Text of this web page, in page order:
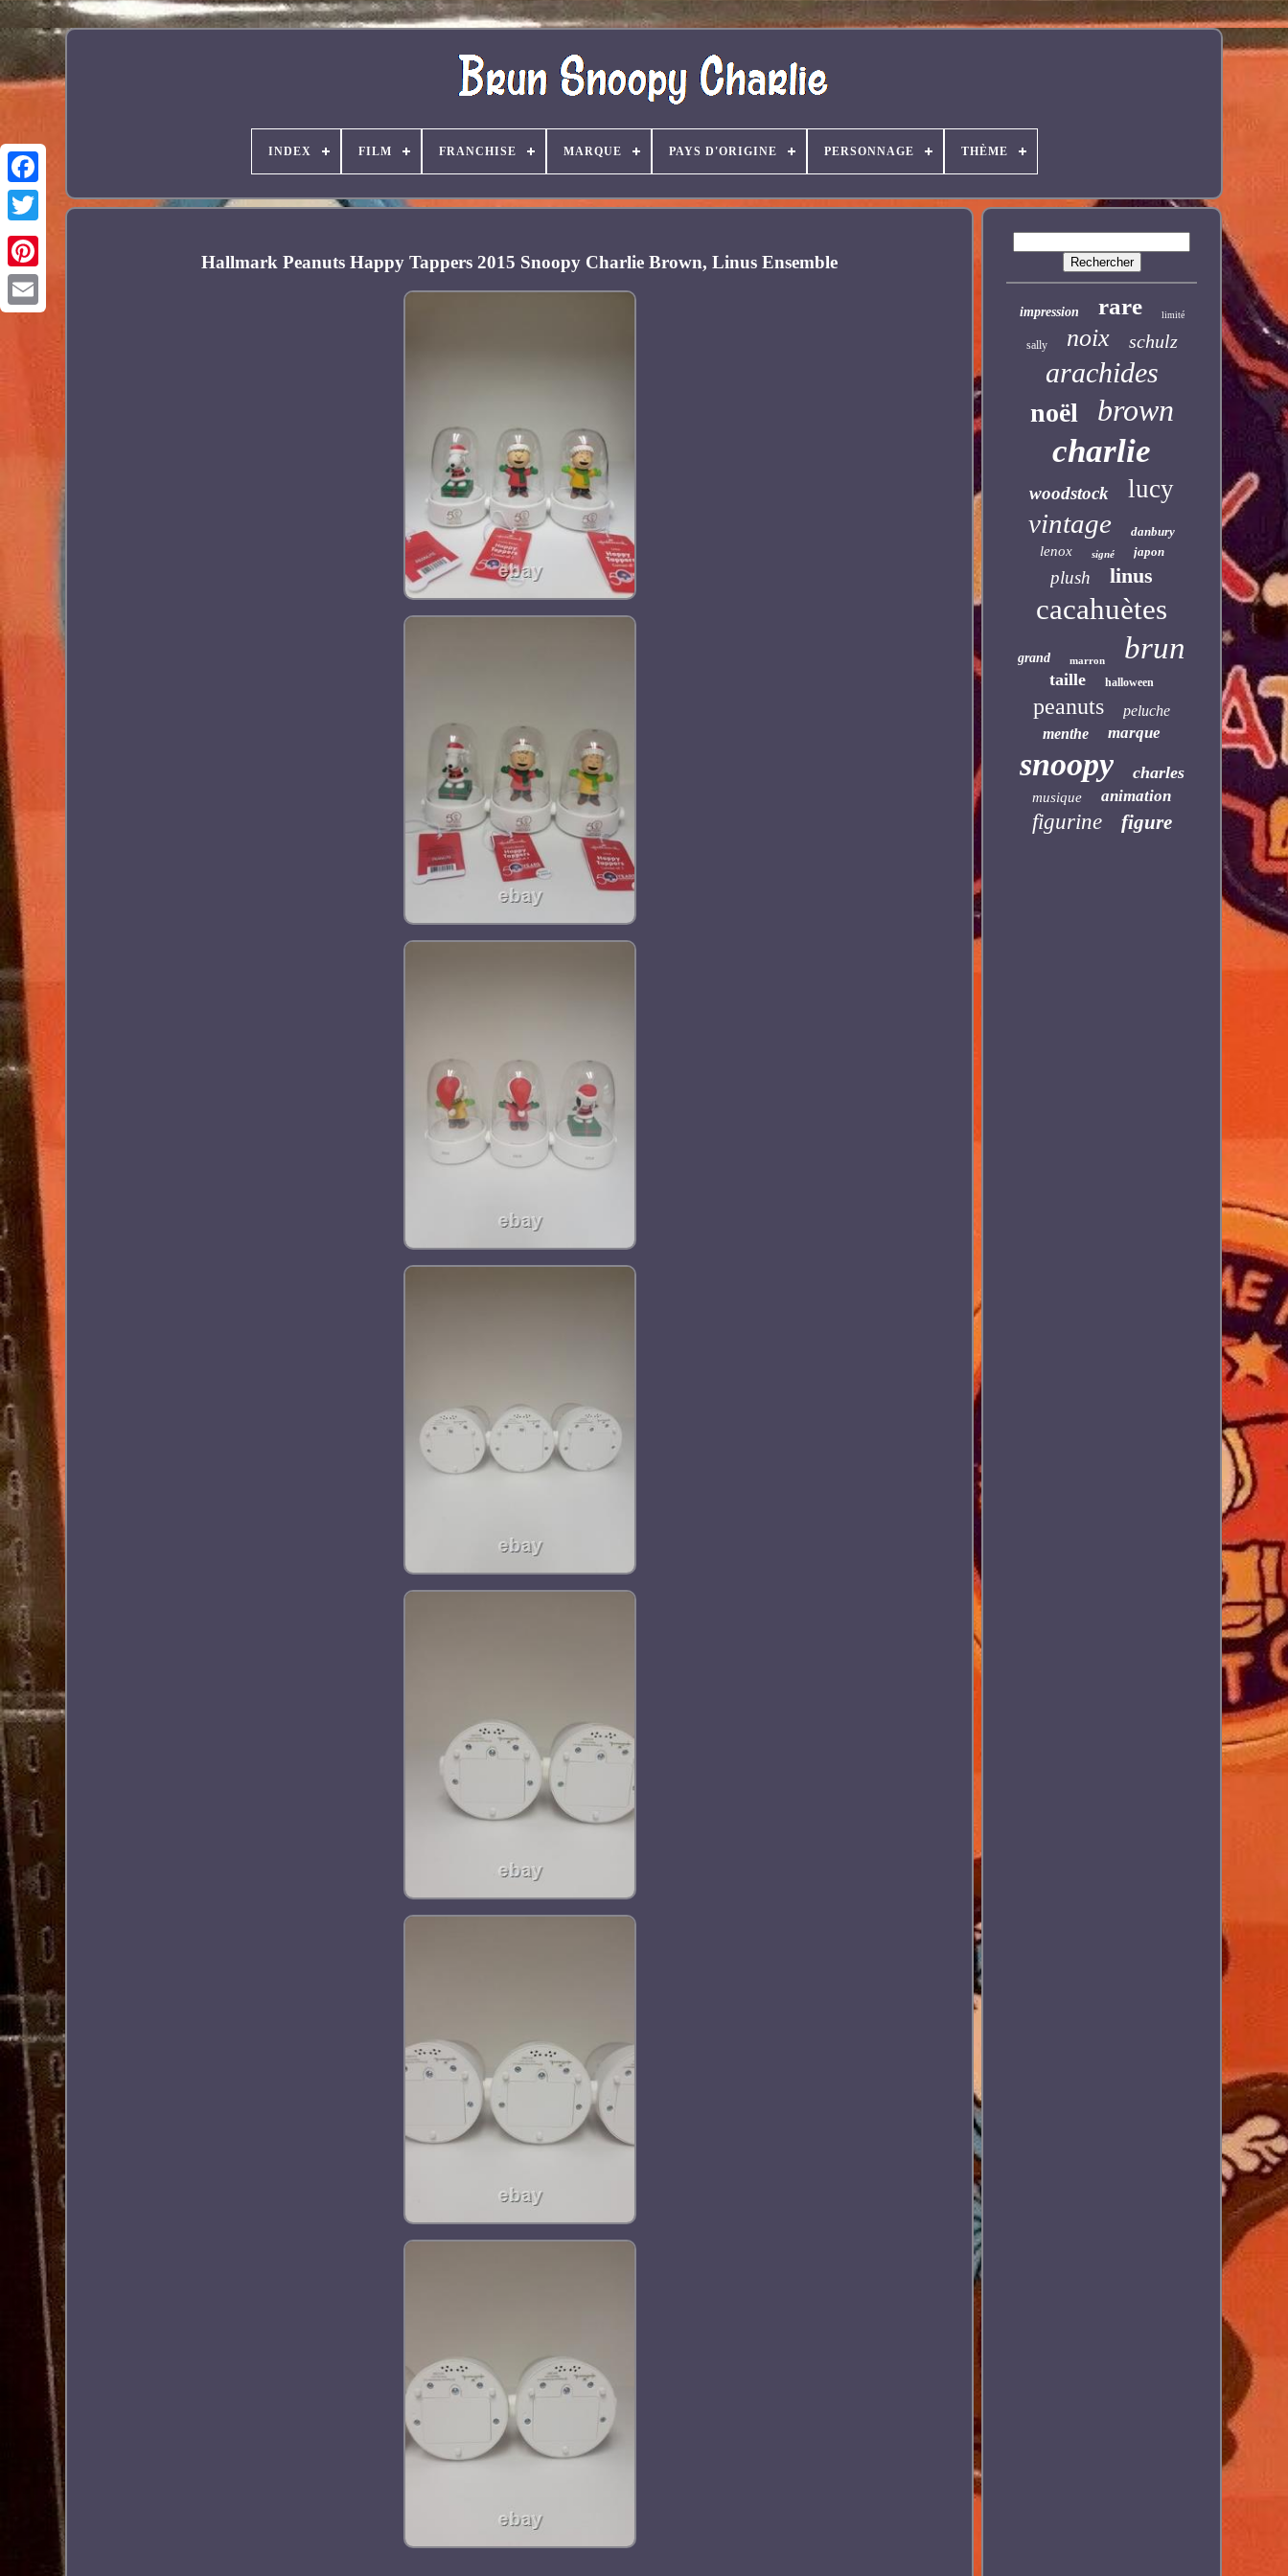
Facebook
Pinterest
INDEX FILM FRANCHISE MARQUE PAYS D'ORIGINE PERSONNAGE THÈME
Hallmark Peanuts Happy Tappers 2015 Snoopy Charlie Brown, Linus Ensemble
impression rare limité
sally noix schulz
arachides
noël brown
charlie
woodstock lucy
vintage danbury
lenox signé japon
plush linus
cacahuètes
grand marron brun
taille halloween
peanuts
peluche
menthe
marque
snoopy charles
musique animation
figurine figure